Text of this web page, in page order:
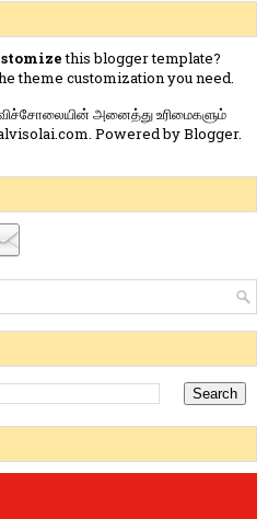
this blogger template?
theme customization you need.
அனைத்து உரிமைகளும்
Powered byBlogger.